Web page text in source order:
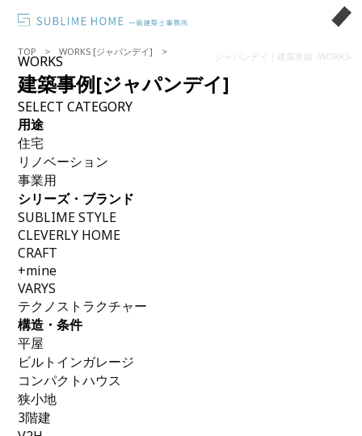
ジャパンデイ｜建築実績 -WORKS-
TOP WORKS [ジャパンデイ]
WORKS
建築事例[ジャパンデイ]
SELECT CATEGORY
用途
住宅
リノベーション
事業用
シリーズ・ブランド
SUBLIME STYLE
CLEVERLY HOME
CRAFT
+mine
VARYS
テクノストラクチャー
構造・条件
平屋
ビルトインガレージ
コンパクトハウス
狭小地
3階建